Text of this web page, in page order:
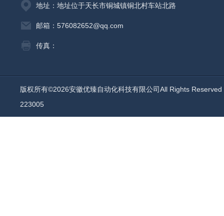
地址：地址位于天长市铜城镇铜北村车站北路
邮箱：576082652@qq.com
传真：
版权所有©2026安徽优臻自动化科技有限公司All Rights
223005